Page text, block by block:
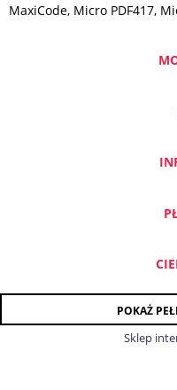
MaxiCode, Micro PDF417,
POKAŻ
Sklep